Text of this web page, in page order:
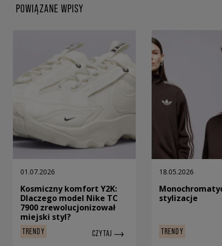
POWIĄZANE WPISY
01.07.2026
Kosmiczny komfort Y2K:
Dlaczego model Nike TC
7900 zrewolucjonizował
miejski styl?
TRENDY CZYTAJ
18.05.2026
stylizacje
TRENDY